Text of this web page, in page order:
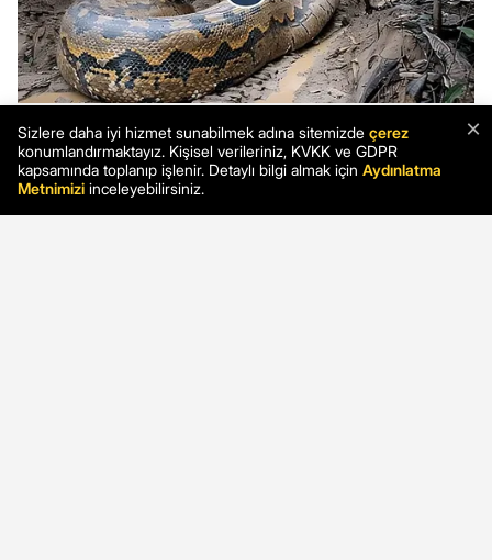
×
Sizlere daha iyi hizmet sunabilmek adına sitemizde çerez
konumlandırmaktayız. Kişisel verileriniz, KVKK ve GDPR
kapsamında toplanıp işlenir. Detaylı bilgi almak için Aydınlatma
Metnimizi inceleyebilirsiniz.